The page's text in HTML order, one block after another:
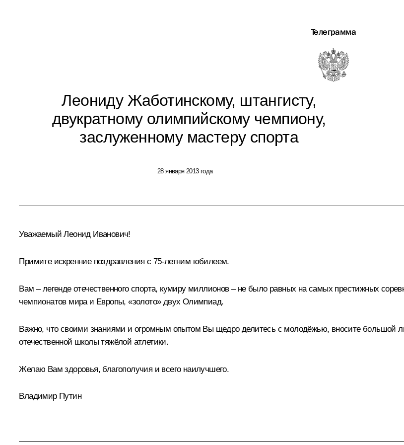
Телеграмма
Леониду Жаботинскому, штангисту,
двукратному олимпийскому чемпиону,
заслуженному мастеру спорта
28 января 2013 года
Уважаемый Леонид Иванович!
Примите искренние поздравления с 75-летним юбилеем.
Вам – легенде отечественного спорта, кумиру миллионов – не было равных на самых престижных
чемпионатов мира и Европы, «золото» двух Олимпиад.
Важно, что своими знаниями и огромным опытом Вы щедро делитесь с молодёжью, вносите большой
отечественной школы тяжёлой атлетики.
Желаю Вам здоровья, благополучия и всего наилучшего.
Владимир Путин